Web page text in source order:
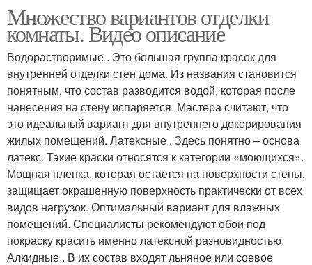
Множество вариантов отделки
комнаты. Видео описание
Водорастворимые . Это большая группа красок для
внутренней отделки стен дома. Из названия становится
понятным, что состав разводится водой, которая после
нанесения на стену испаряется. Мастера считают, что
это идеальный вариант для внутреннего декорирования
жилых помещений. Латексные . Здесь понятно – основа
латекс. Такие краски относятся к категории «моющихся».
Мощная пленка, которая остается на поверхности стены,
защищает окрашенную поверхность практически от всех
видов нагрузок. Оптимальный вариант для влажных
помещений. Специалисты рекомендуют обои под
покраску красить именно латексной разновидностью.
Алкидные . В их состав входят льняное или соевое